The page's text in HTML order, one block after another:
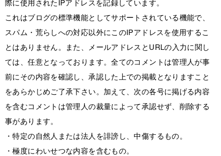
これはブログの標準機能としてサポートされている機能で、
スパム・荒らしへの対応以外にこのIPアドレスを使用するこ
とはありません。また、メールアドレスとURLの入力に関し
ては、任意となっております。全てのコメントは管理人が事
前にその内容を確認し、承認した上での掲載となりますこと
をあらかじめご了承下さい。加えて、次の各号に掲げる内容
を含むコメントは管理人の裁量によって承認せず、削除する
事があります。
・特定の自然人または法人を誹謗し、中傷するもの。
・極度にわいせつな内容を含むもの。